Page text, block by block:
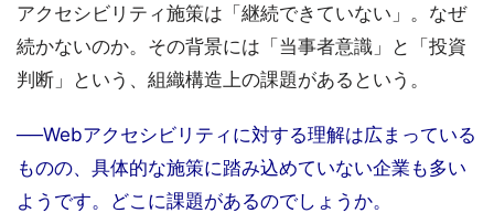
アクセシビリティ施策は「継続できていない」。なぜ
続かないのか。その背景には「当事者意識」と「投資
判断」という、組織構造上の課題があるという。
──Webアクセシビリティに対する理解は広まっている
ものの、具体的な施策に踏み込めていない企業も多い
ようです。どこに課題があるのでしょうか。